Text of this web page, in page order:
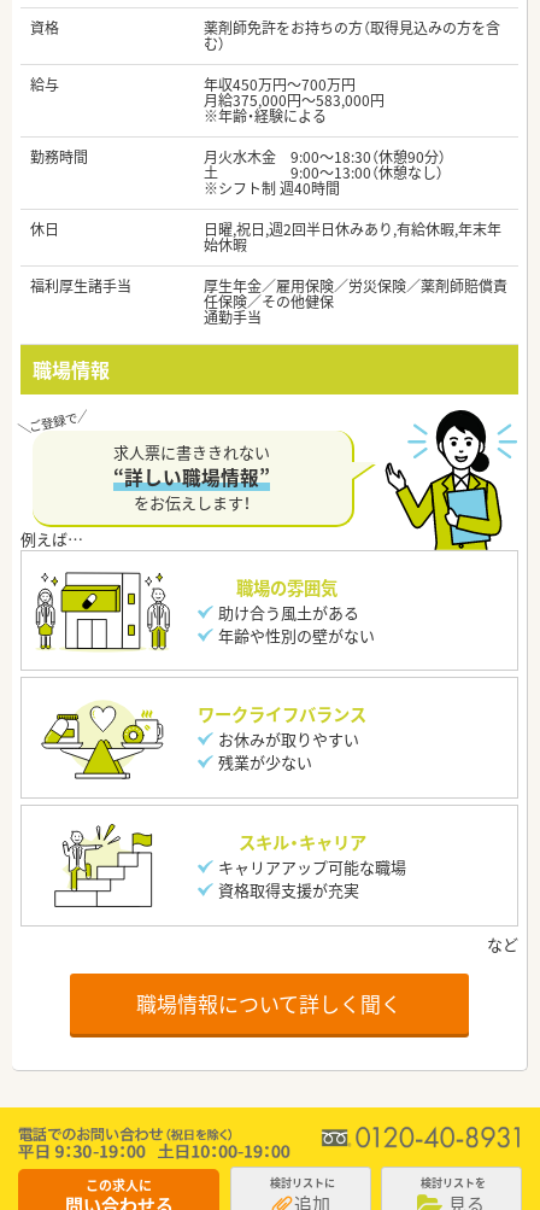
資格
薬剤師免許をお持ちの方（取得見込みの方を含
む）
給与
年収450万円～700万円
月給375,000円～583,000円
※年齢・経験による
勤務時間
月火水木金 9:00～18:30（休憩90分）
土 9:00～13:00（休憩なし）
※シフト制 週40時間
休日
日曜,祝日,週2回半日休みあり,有給休暇,年末年
始休暇
福利厚生諸手当
厚生年金／雇用保険／労災保険／薬剤師賠償責
任保険／その他健保
通勤手当
職場情報
求人票に書ききれない
“詳しい職場情報”
をお伝えします！
職場の雰囲気
助け合う風土がある
年齢や性別の壁がない
ワークライフバランス
お休みが取りやすい
残業が少ない
スキル・キャリア
キャリアアップ可能な職場
資格取得支援が充実
職場情報について詳しく聞く
この求人に 検討リストに
追加
検討リストを
見る